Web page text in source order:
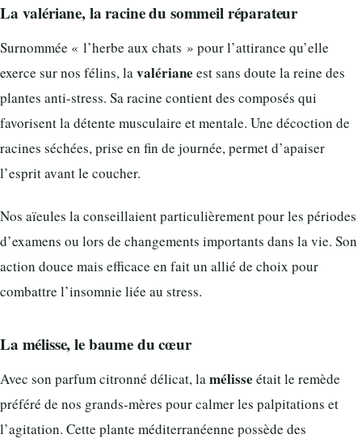
La valériane, la racine du sommeil réparateur
Surnommée « l’herbe aux chats » pour l’attirance qu’elle
exerce sur nos félins, lavalériane est sans doute la reine des
plantes anti-stress. Sa racine contient des composés qui
favorisent la détente musculaire et mentale. Une décoction de
racines séchées, prise en fin de journée, permet d’apaiser
l’esprit avant le coucher.
Nos aïeules la conseillaient particulièrement pour les périodes
d’examens ou lors de changements importants dans la vie. Son
action douce mais efficace en fait un allié de choix pour
combattre l’insomnie liée au stress.
La mélisse, le baume du cœur
Avec son parfum citronné délicat, lamélisse était le remède
préféré de nos grands-mères pour calmer les palpitations et
l’agitation. Cette plante méditerranéenne possède des